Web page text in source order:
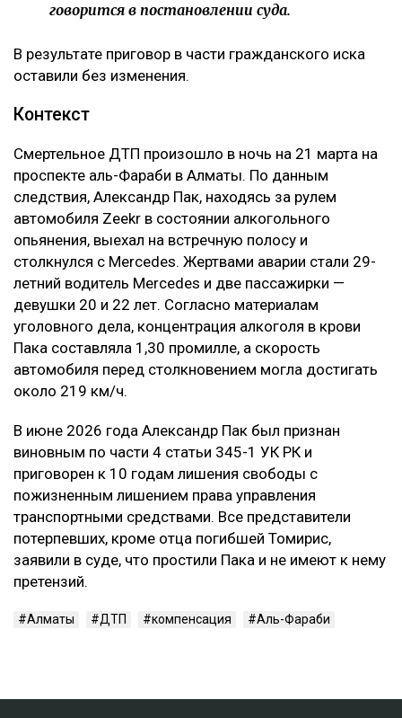
говорится в постановлении суда.
В результате приговор в части гражданского иска
оставили без изменения.
Контекст
Смертельное ДТП произошло в ночь на 21 марта на
проспекте аль-Фараби в Алматы. По данным
следствия, Александр Пак, находясь за рулем
автомобиля Zeekr в состоянии алкогольного
опьянения, выехал на встречную полосу и
столкнулся с Mercedes. Жертвами аварии стали 29-
летний водитель Mercedes и две пассажирки —
девушки 20 и 22 лет. Согласно материалам
уголовного дела, концентрация алкоголя в крови
Пака составляла 1,30 промилле, а скорость
автомобиля перед столкновением могла достигать
около 219 км/ч.
В июне 2026 года Александр Пак был признан
виновным по части 4 статьи 345-1 УК РК и
приговорен к 10 годам лишения свободы с
пожизненным лишением права управления
транспортными средствами. Все представители
потерпевших, кроме отца погибшей Томирис,
заявили в суде, что простили Пака и не имеют к нему
претензий.
Алматы ДТП компенсация Аль-Фараби